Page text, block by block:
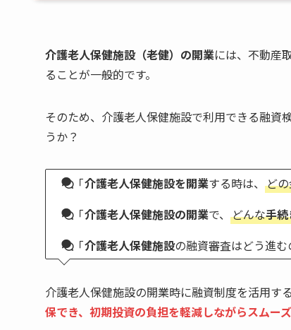
介護老人保健施設（老健）の開業には、不動産
ることが一般的です。
そのため、介護老人保健施設で利用できる融資
うか？
「介護老人保健施設を開業する時は、ど
「介護老人保健施設の開業で、どんな手
「介護老人保健施設の融資審査はどう進
介護老人保健施設の開業時に融資制度を活用する
保でき、初期投資の負担を軽減しながらスムー